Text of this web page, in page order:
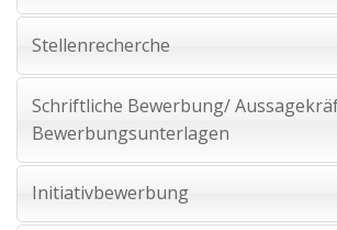
Stellenrecherche
Schriftliche Bewerbung/
Bewerbungsunterlagen
Initiativbewerbung